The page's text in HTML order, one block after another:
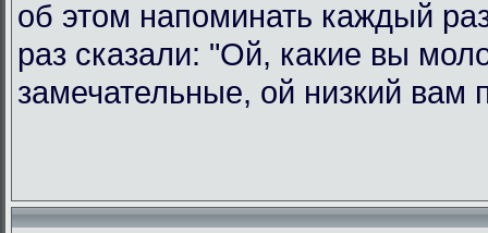
об этом напоминать каждый
раз сказали: "Ой, какие вы
замечательные, ой низкий вам